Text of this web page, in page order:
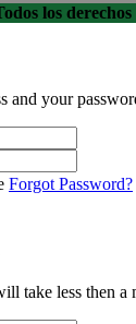
los derechos
and your
Forgot Password?
take less then a